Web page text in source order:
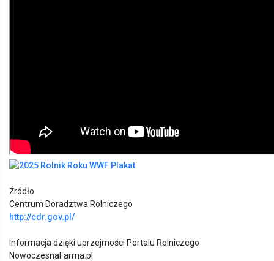
Źródło
Centrum Doradztwa Rolniczego
http://cdr.gov.pl/
Informacja dzięki uprzejmości Portalu Rolniczego
NowoczesnaFarma.pl